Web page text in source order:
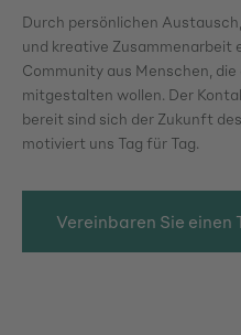
Durch persönlichen
und kreative Zusammenarbeit
Community aus Menschen,
mitgestalten wollen. Der
bereit sind sich der Zukunft
motiviert uns Tag für Tag.
Vereinbaren Sie einen